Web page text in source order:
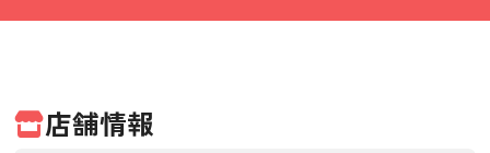
店舗情報